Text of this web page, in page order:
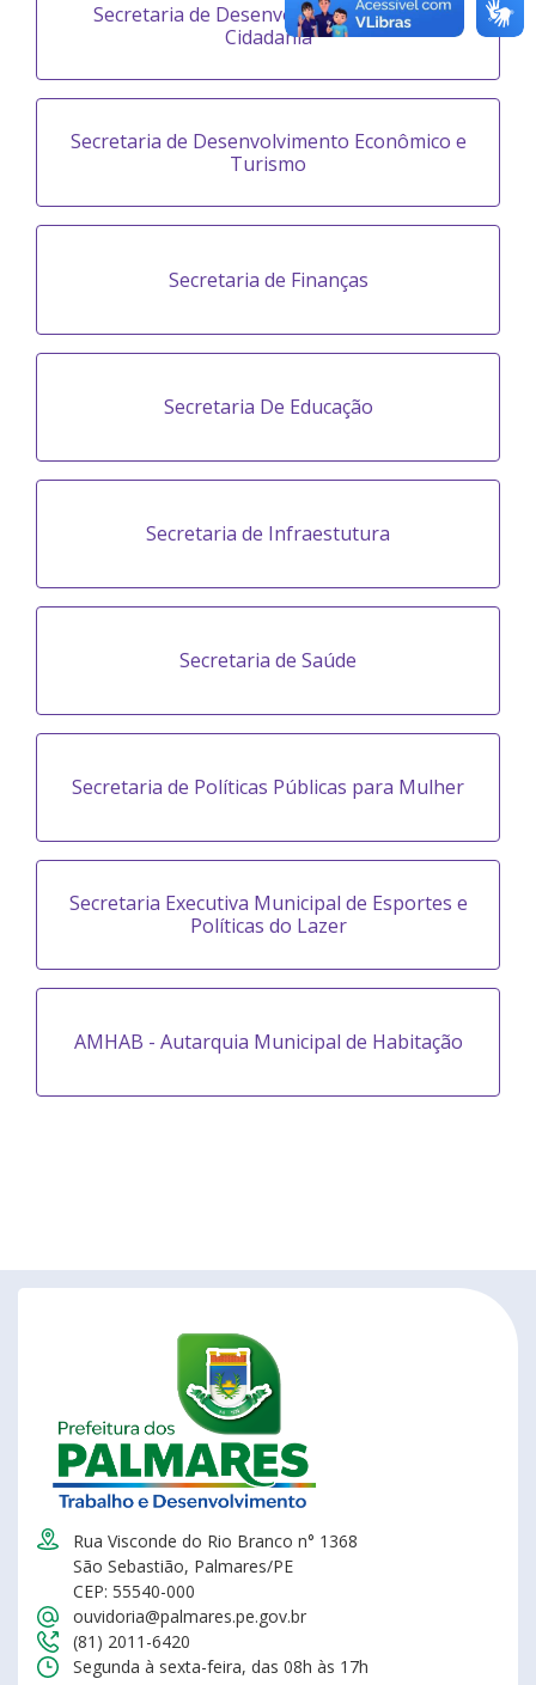
Secretaria de Desenvolvimento Social e
Cidadania
Secretaria de Desenvolvimento Econômico e
Turismo
Secretaria de Finanças
Secretaria De Educação
Secretaria de Infraestutura
Secretaria de Saúde
Secretaria de Políticas Públicas para Mulher
Secretaria Executiva Municipal de Esportes e
Políticas do Lazer
AMHAB - Autarquia Municipal de Habitação
Rua Visconde do Rio Branco n° 1368
São Sebastião, Palmares/PE
CEP: 55540-000
ouvidoria@palmares.pe.gov.br
(81) 2011-6420
Segunda à sexta-feira, das 08h às 17h